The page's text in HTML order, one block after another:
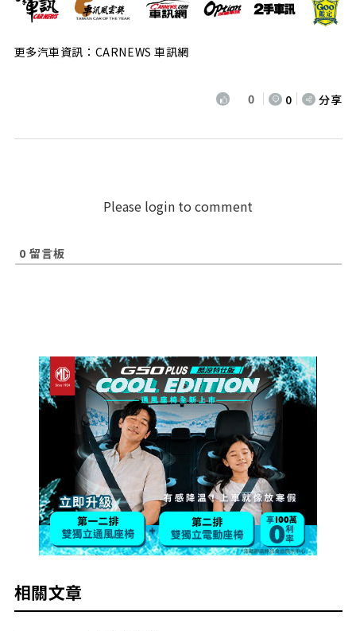
更多汽車資訊：CARNEWS 車訊網
0 0 分享
Please login to comment
0 留言板
相關文章